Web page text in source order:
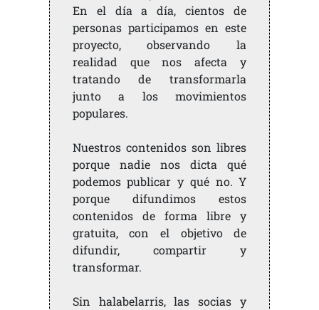
En el día a día, cientos de
personas participamos en este
proyecto, observando la
realidad que nos afecta y
tratando de transformarla
junto a los movimientos
populares.
Nuestros contenidos son libres
porque nadie nos dicta qué
podemos publicar y qué no. Y
porque difundimos estos
contenidos de forma libre y
gratuita, con el objetivo de
difundir, compartir y
transformar.
Sin halabelarris, las socias y